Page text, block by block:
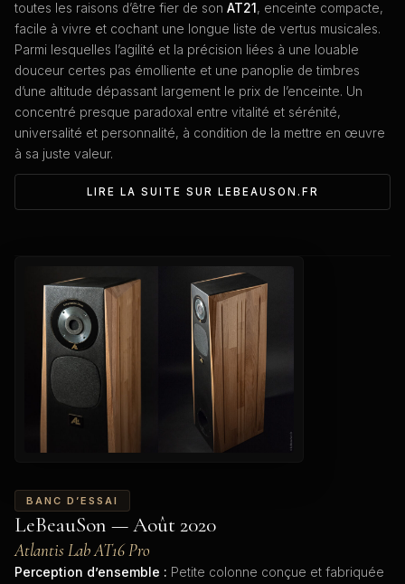
toutes les raisons d’être fier de son AT21 , enceinte compacte,
facile à vivre et cochant une longue liste de vertus musicales.
Parmi lesquelles l’agilité et la précision liées à une louable
douceur certes pas émolliente et une panoplie de timbres
d’une altitude dépassant largement le prix de l’enceinte. Un
concentré presque paradoxal entre vitalité et sérénité,
universalité et personnalité, à condition de la mettre en œuvre
à sa juste valeur.
LIRE LA SUITE SUR LEBEAUSON.FR
BANC D’ESSAI
LeBeauSon — Août 2020
Atlantis Lab AT16 Pro
Perception d’ensemble : Petite colonne conçue et fabriquée